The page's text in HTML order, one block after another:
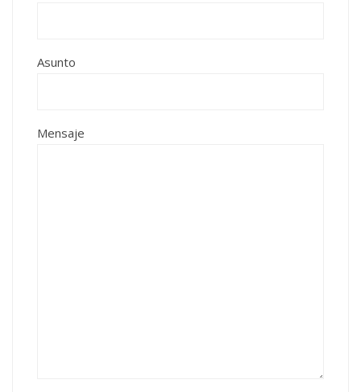
Asunto
Mensaje